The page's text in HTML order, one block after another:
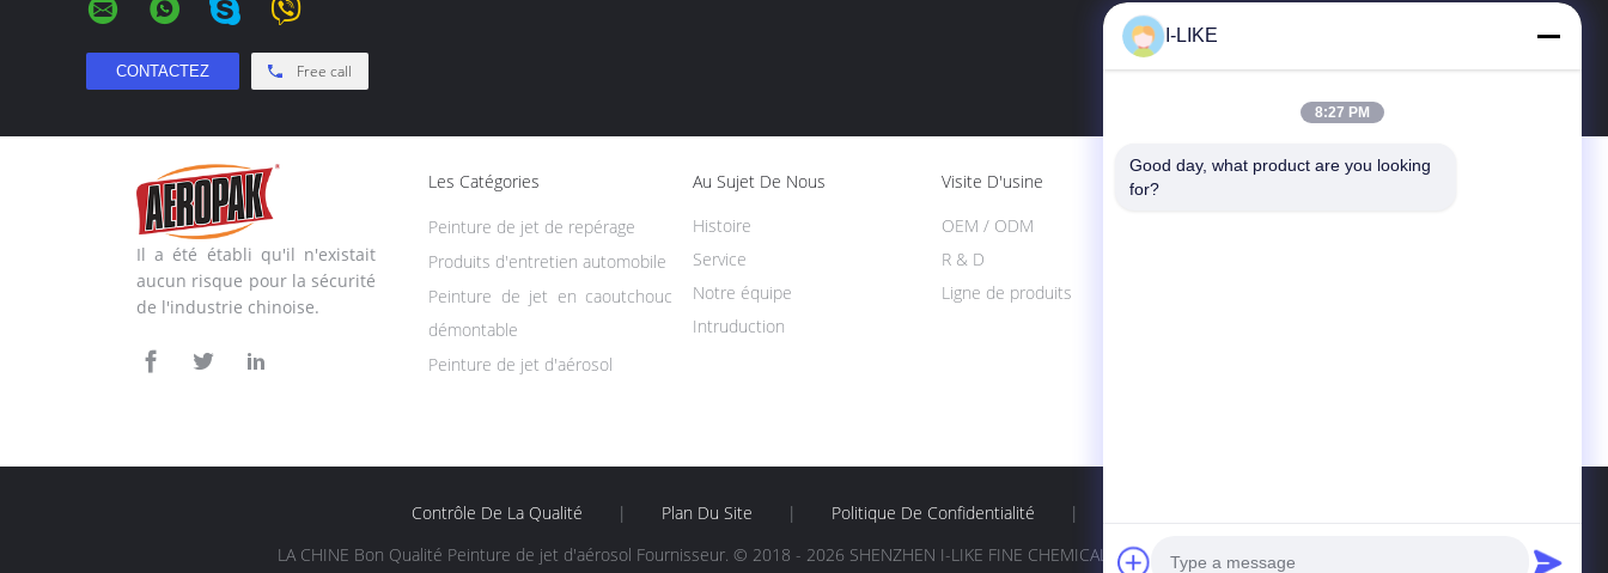
Free call
Il a été établi qu'il n'existait
aucun risque pour la sécurité
de l'industrie chinoise.
Les Catégories
Peinture de jet d'aérosol
Peinture de jet de repérage
Produits d'entretien automobile
Peinture de jet en caoutchouc
démontable
Au Sujet De Nous
Intruduction
Histoire
Service
Notre équipe
Visite D'usine
Ligne de produits
OEM / ODM
R & D
Contactez-Nous
Contrôle De La Qualité | Plan Du Site | Politique De Confidentialité |
LA CHINE Bon Qualité Peinture de jet d'aérosol Fournisseur. © 2018 - 2026 SHENZHEN I-LIKE FINE CHEMICAL CO., LTD. All Rights Reserved.
I-LIKE
8:27 PM
Good day, what product are you looking
for?